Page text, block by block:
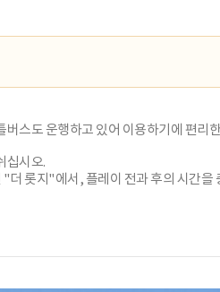
스도 운행하고 있어 이용하기에 편리
십시오.
더 롯지"에서, 플레이 전과 후의 시간을